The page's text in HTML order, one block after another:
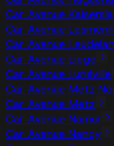
Car Avenue
Car Avenue
Car Avenue
Car Avenue Liege
Car Avenue Lunéville
Car Avenue Metz
Car Avenue Metz
Car Avenue Namur
Car Avenue Nancy